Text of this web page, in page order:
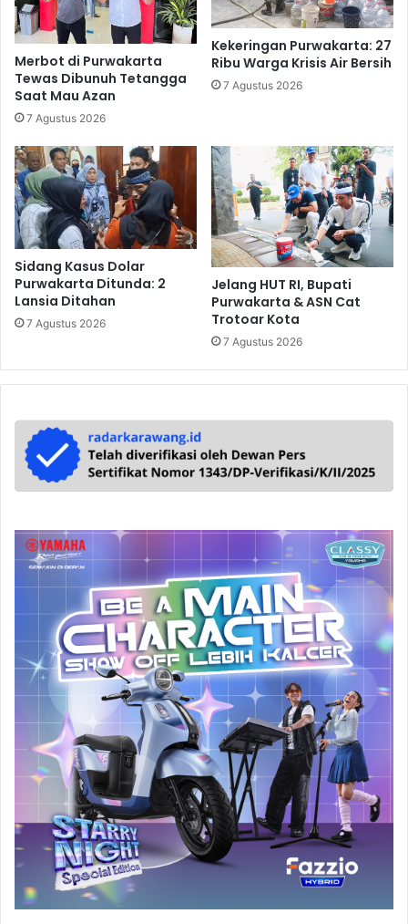
Merbot di Purwakarta
Tewas Dibunuh Tetangga
Saat Mau Azan
7 Agustus 2026
Kekeringan Purwakarta: 27
Ribu Warga Krisis Air Bersih
7 Agustus 2026
Sidang Kasus Dolar
Purwakarta Ditunda: 2
Lansia Ditahan
7 Agustus 2026
Jelang HUT RI, Bupati
Purwakarta & ASN Cat
Trotoar Kota
7 Agustus 2026